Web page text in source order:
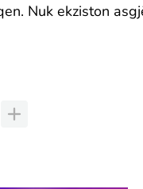
Nuk ekziston